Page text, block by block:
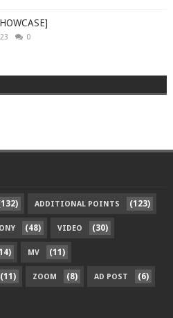
0
ADDITIONAL POINTS (123)
(48) VIDEO (30)
MV (11)
(11) ZOOM (8) AD POST (6)